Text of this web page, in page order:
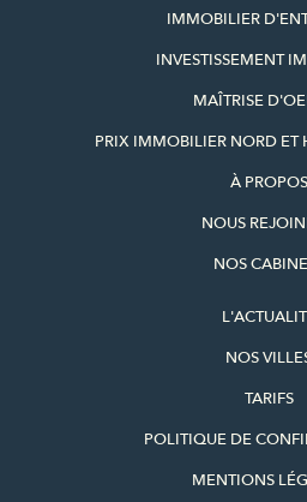
IMMOBILIER
INVESTISSEMENT
MAÎTRISE
PRIX IMMOBILIER NORD ET
À PROPOS
NOUS
NOS
NOS
TARIFS
POLITIQUE DE
MENTIONS